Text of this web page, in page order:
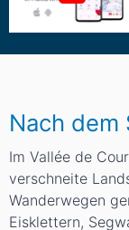
Nach dem
Im Vallée de
verschneite
Wanderwegen
Eisklettern,